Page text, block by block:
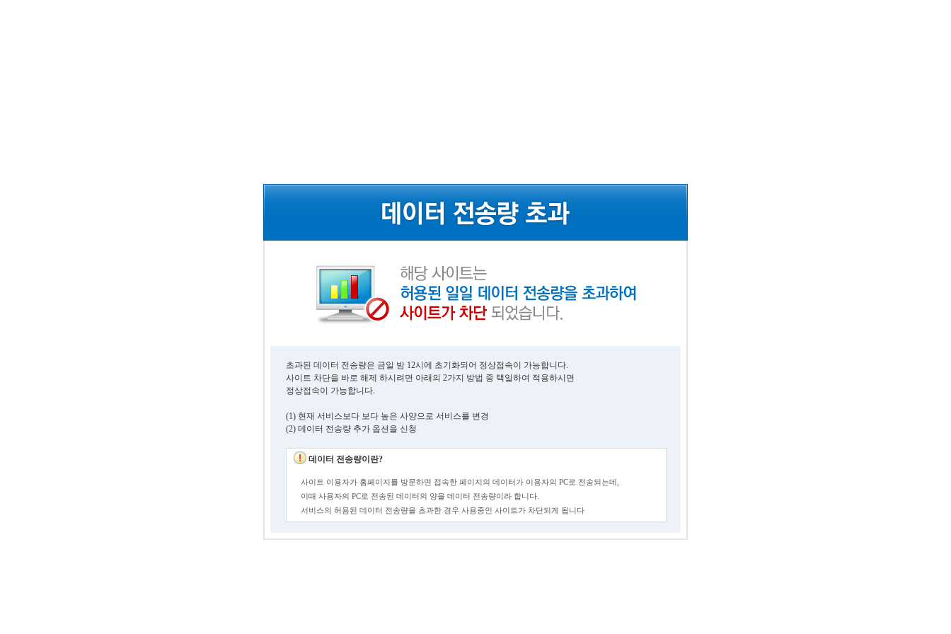
초과된 데이터 전송량은 금일 밤 12시에 초기화되어 정상접속이 가능합니다.
사이트 차단을 바로 해제 하시려면 아래의 2가지 방법 중 택일하여 적용하시면
정상접속이 가능합니다.
(1) 현재 서비스보다 보다 높은 사양으로 서비스를 변경
(2) 데이터 전송량 추가 옵션을 신청
데이터 전송량이란?
사이트 이용자가 홈페이지를 방문하면 접속한 페이지의 데이터가 이용자의 PC로 전송되는데,
이때 사용자의 PC로 전송된 데이터의 양을 데이터 전송량이라 합니다.
서비스의 허용된 데이터 전송량을 초과한 경우 사용중인 사이트가 차단되게 됩니다